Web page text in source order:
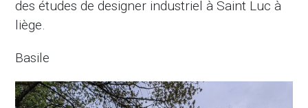
des études de designer industriel à Saint Luc à
liège.
Basile